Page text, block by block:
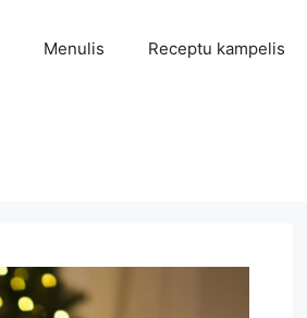
Menulis Receptu kampelis